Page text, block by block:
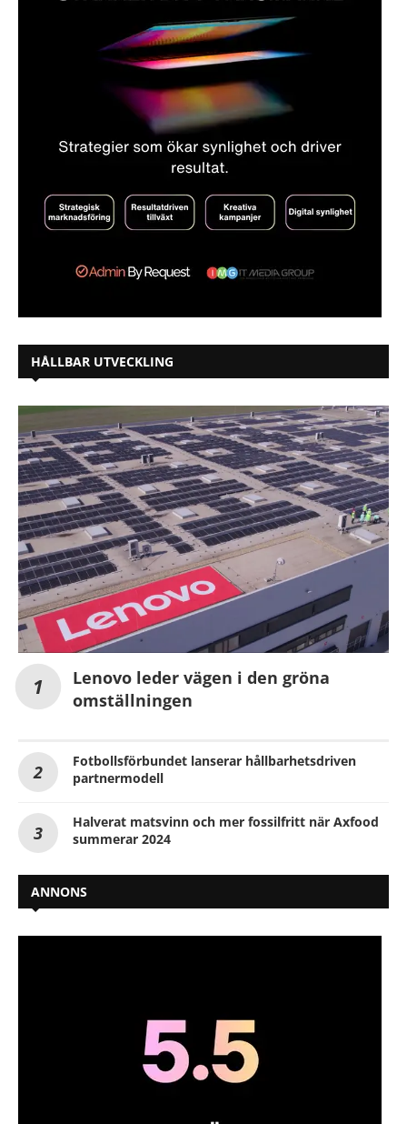
HÅLLBAR UTVECKLING
Lenovo leder vägen i den gröna
omställningen
Fotbollsförbundet lanserar hållbarhetsdriven
partnermodell
Halverat matsvinn och mer fossilfritt när Axfood
summerar 2024
ANNONS